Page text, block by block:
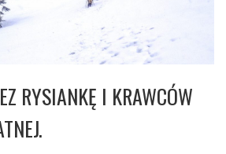
RYSIANKĘ I KRAWCÓW